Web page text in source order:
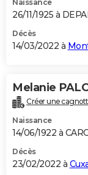
Naissance
26/11/1925 à
Décès
14/03/2022 à
Melanie
Créer une
Naissance
14/06/1922 à
Décès
23/02/2022 à